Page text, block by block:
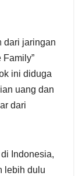
dari jaringan
Family”
ini diduga
uang dan
dari
Indonesia,
lebih dulu